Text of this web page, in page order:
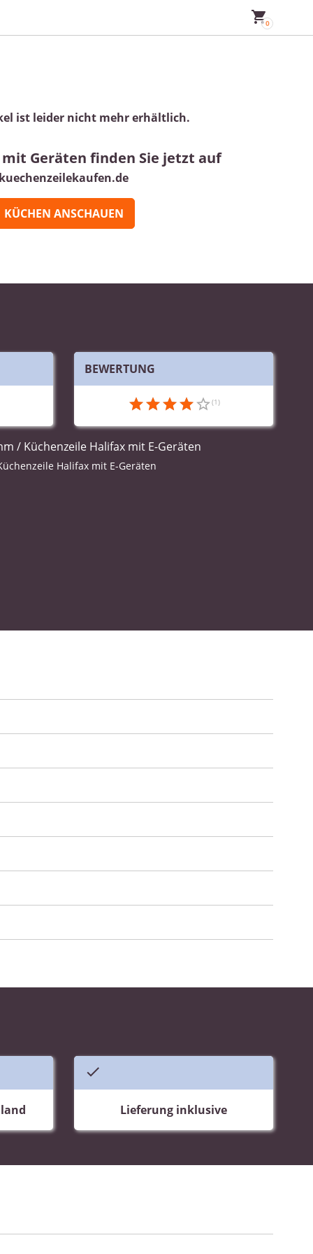
ist leider nicht mehr erhältlich.
Geräten finden Sie jetzt auf
kuechenzeilekaufen.de
KÜCHEN ANSCHAUEN
BEWERTUNG
Halifax mit E-Geräten
Lieferung inklusive